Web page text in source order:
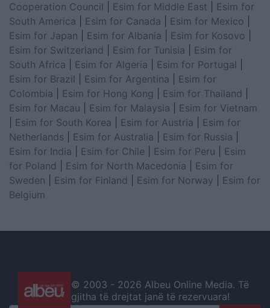
Cooperation Council
Esim for Middle East
Esim for
South America
Esim for Canada Esim for Mexico
Esim for Japan
Esim for Albania Esim for Kosovo
Esim for Switzerland
Esim for Tunisia
Esim for
South Africa
Esim for Algeria Esim for Portugal
Esim for Brazil
Esim for Argentina
Esim for
Colombia
Esim for Hong Kong Esim for Thailand
Esim for Macau
Esim for Malaysia
Esim for Vietnam
Esim for South Korea Esim for Austria
Esim for
Netherlands
Esim for Australia Esim for Russia
Esim for India
Esim for Chile Esim for Peru
Esim
for Poland
Esim for North Macedonia
Esim for
Sweden
Esim for Finland Esim for Norway
Esim for
Belgium
© 2003 - 2026 Albeu Online Media. Të
gjitha të drejtat janë të rezervuara!